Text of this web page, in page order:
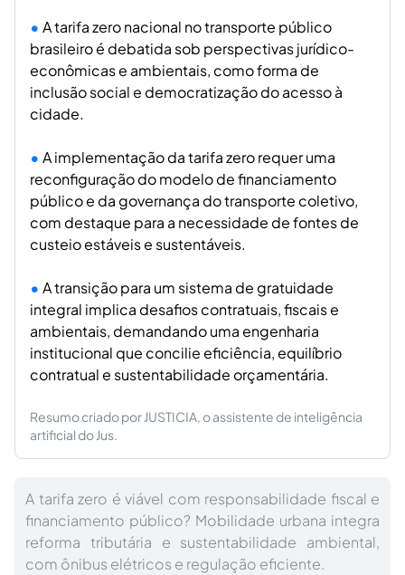
A tarifa zero nacional no transporte público
brasileiro é debatida sob perspectivas jurídico-
econômicas e ambientais, como forma de
inclusão social e democratização do acesso à
cidade.
A implementação da tarifa zero requer uma
reconfiguração do modelo de financiamento
público e da governança do transporte coletivo,
com destaque para a necessidade de fontes de
custeio estáveis e sustentáveis.
A transição para um sistema de gratuidade
integral implica desafios contratuais, fiscais e
ambientais, demandando uma engenharia
institucional que concilie eficiência, equilíbrio
contratual e sustentabilidade orçamentária.
Resumo criado por JUSTICIA, o assistente de inteligência
artificial do Jus.
A tarifa zero é viável com responsabilidade fiscal e
financiamento público? Mobilidade urbana integra
reforma tributária e sustentabilidade ambiental,
com ônibus elétricos e regulação eficiente.